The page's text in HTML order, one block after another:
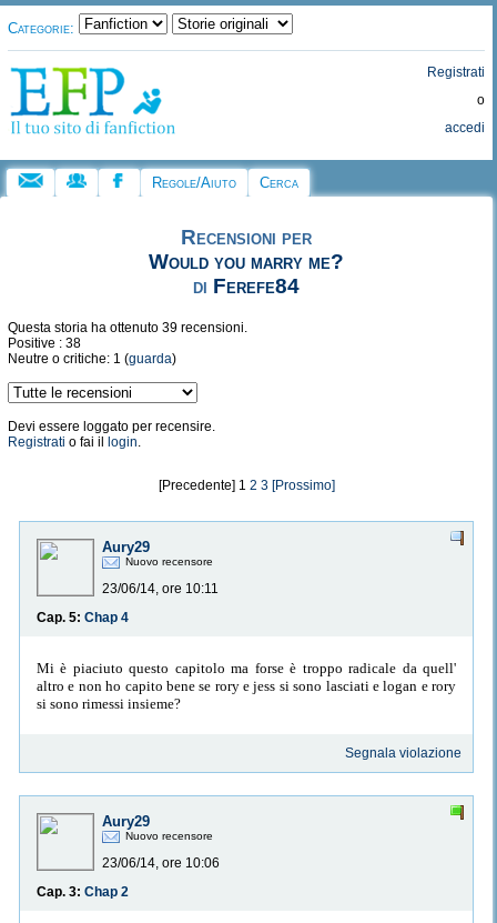
Categorie:
Registrati
o
accedi
Regole/Aiuto Cerca
Recensioni per
Would you marry me?
di Ferefe84
Questa storia ha ottenuto 39 recensioni.
Positive : 38
Neutre o critiche: 1 (guarda)
Devi essere loggato per recensire.
Registrati o fai il login.
[Precedente] 1 2 3 [Prossimo]
Aury29
Nuovo recensore
23/06/14, ore 10:11
Cap. 5: Chap 4
Mi è piaciuto questo capitolo ma forse è troppo radicale da quell'
altro e non ho capito bene se rory e jess si sono lasciati e logan e rory
si sono rimessi insieme?
Segnala violazione
Aury29
Nuovo recensore
23/06/14, ore 10:06
Cap. 3: Chap 2